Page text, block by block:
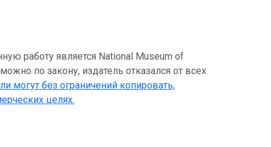
работу является National Museum of
по закону, издатель отказался от всех
могут без ограничений копировать,
целях.